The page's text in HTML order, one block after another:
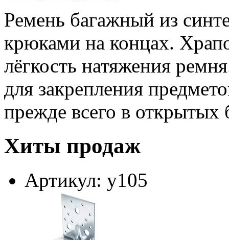
Ремень багажный из
крюками на концах.
лёгкость натяжения
для закрепления
прежде всего в открытых
Хиты продаж
Артикул: у105